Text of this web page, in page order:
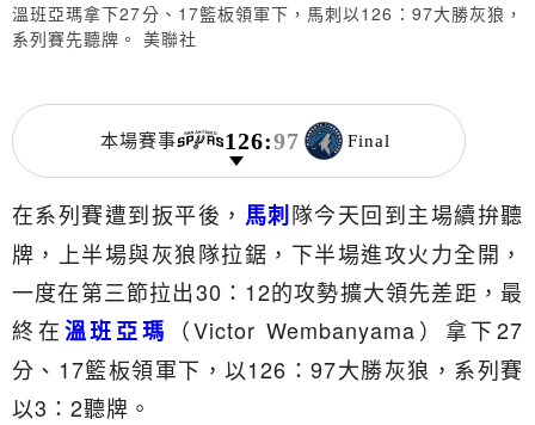
溫班亞瑪拿下27分、17籃板領軍下，馬刺以126：97大勝灰狼，
系列賽先聽牌。 美聯社
本場賽事 126:97 Final
在系列賽遭到扳平後， 馬刺隊今天回到主場續拚聽
牌，上半場與灰狼隊拉鋸，下半場進攻火力全開，
一度在第三節拉出30：12的攻勢擴大領先差距，最
終在溫班亞瑪
（Victor Wembanyama）拿下27
分、17籃板領軍下，以126：97大勝灰狼，系列賽
以3：2聽牌。